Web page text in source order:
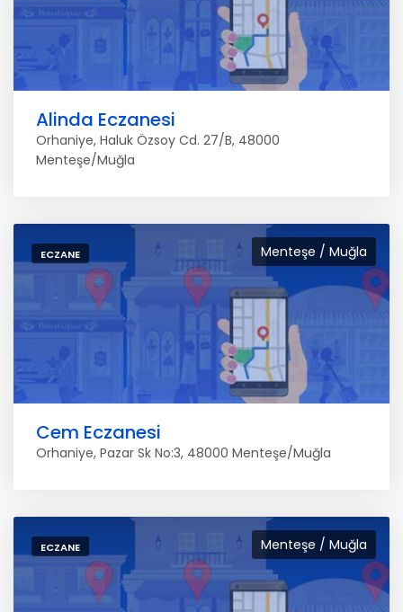
Alinda Eczanesi
Orhaniye, Haluk Özsoy Cd. 27/B, 48000
Menteşe/Muğla
Menteşe / Muğla
ECZANE
Cem Eczanesi
Orhaniye, Pazar Sk No:3, 48000 Menteşe/Muğla
Menteşe / Muğla
ECZANE